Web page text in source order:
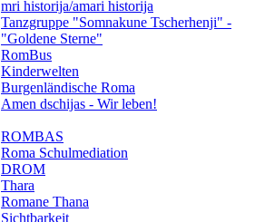
mri historija/amari historija
Tanzgruppe "Somnakune Tscherhenji" -
"Goldene Sterne"
RomBus
Kinderwelten
Burgenländische Roma
Amen dschijas - Wir leben!
ROMBAS
Roma Schulmediation
DROM
Thara
Romane Thana
Sichtbarkeit